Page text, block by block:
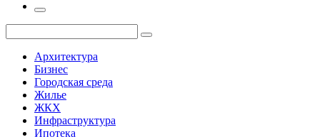
Архитектура
Бизнес
Городская среда
Жилье
ЖКХ
Инфраструктура
Ипотека